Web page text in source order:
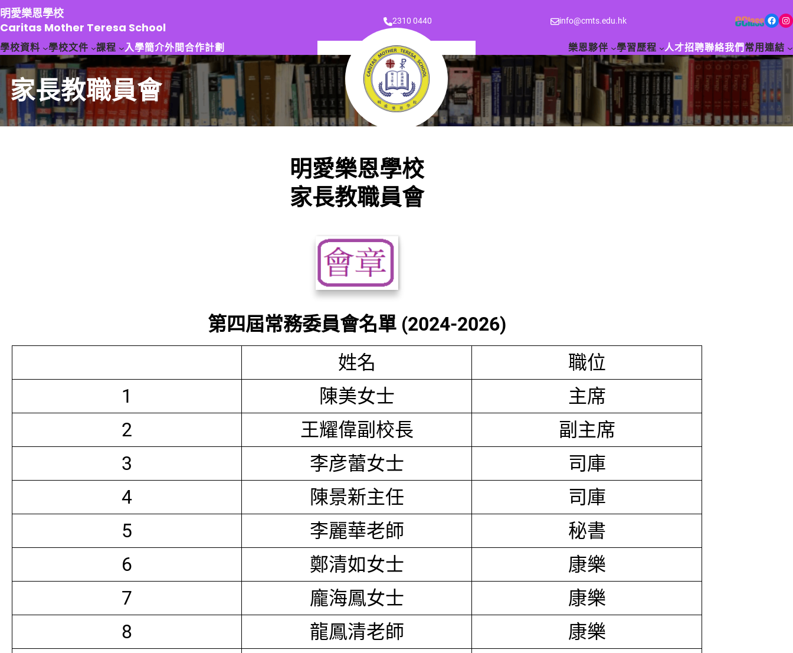
跳
至
主
要
容
明愛樂恩學校
Caritas Mother Teresa School
2310 0440 info@cmts.edu.hk Facebook Instagram
學校資料 學校文件 課程 入學簡介外間合作計劃 樂恩夥伴 學習歷程 人才招聘聯絡我們 常用連結
家長教職員會
明愛樂恩學校
家長教職員會
第四屆常務委員會名單 (2024-2026)
姓名
職位
1
陳美女士
主席
2
王耀偉副校長
副主席
3
李彦蕾女士
司庫
4
陳景新主任
司庫
5
李麗華老師
秘書
6
鄭清如女士
康樂
7
龐海鳳女士
康樂
8
龍鳳清老師
康樂